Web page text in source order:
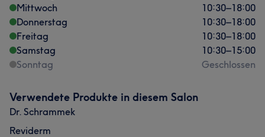
Mittwoch
10:30–18:00
Donnerstag
10:30–18:00
Freitag
10:30–18:00
Samstag
10:30–15:00
Sonntag
Geschlossen
Verwendete Produkte in diesem Salon
Dr. Schrammek
Reviderm